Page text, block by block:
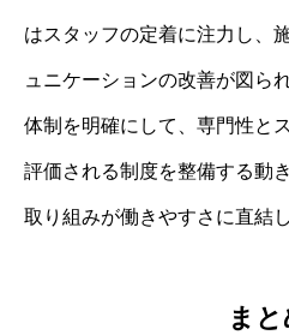
はスタッフの定着に注力し、
ュニケーションの改善が図ら
体制を明確にして、専門性と
評価される制度を整備する動
取り組みが働きやすさに直結
ま